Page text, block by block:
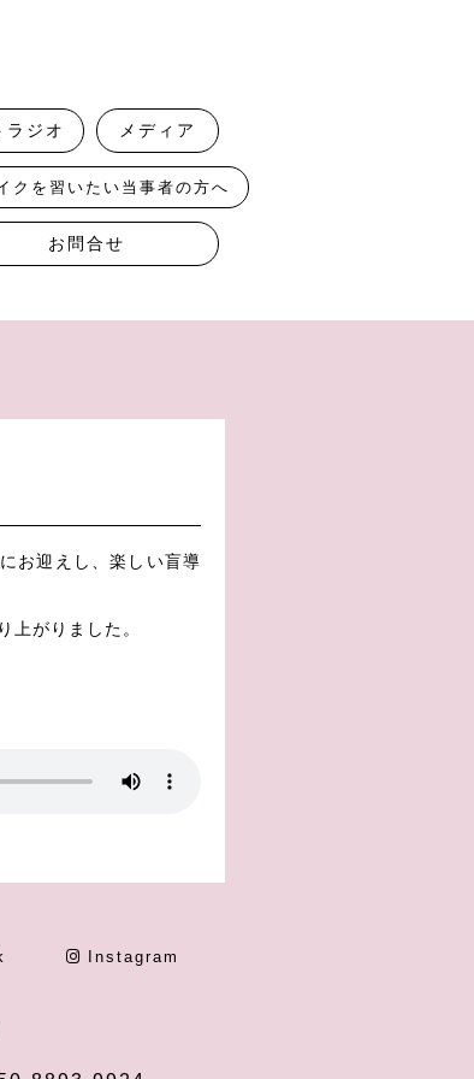
ラジオ メディア
クを習いたい当事者の方へ
お問合せ
お迎えし、楽しい盲導
上がりました。
Instagram